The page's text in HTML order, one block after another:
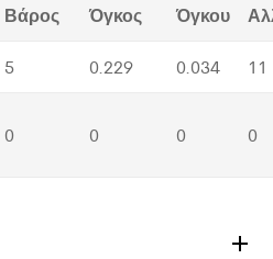
Βάρος
Όγκος
Όγκου
5 0.229 0.034 11
0 0 0 0